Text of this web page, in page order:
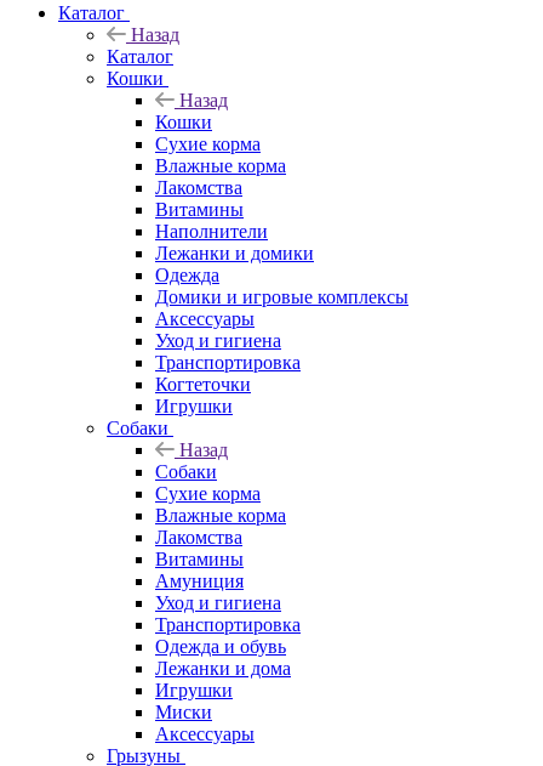
Каталог
Назад
Каталог
Кошки
Назад
Кошки
Сухие корма
Влажные корма
Лакомства
Витамины
Наполнители
Лежанки и домики
Одежда
Домики и игровые комплексы
Аксессуары
Уход и гигиена
Транспортировка
Когтеточки
Игрушки
Собаки
Назад
Собаки
Сухие корма
Влажные корма
Лакомства
Витамины
Амуниция
Уход и гигиена
Транспортировка
Одежда и обувь
Лежанки и дома
Игрушки
Миски
Аксессуары
Грызуны